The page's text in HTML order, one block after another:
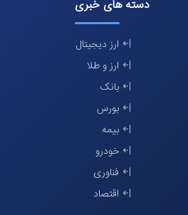
دسته های خبری
ارز دیجیتال
ارز و طلا
بانک
بورس
بیمه
خودرو
فناوری
اقتصاد